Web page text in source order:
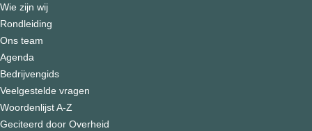
Wie zijn wij
Rondleiding
Ons team
Agenda
Bedrijvengids
Veelgestelde vragen
Woordenlijst A-Z
Geciteerd door Overheid